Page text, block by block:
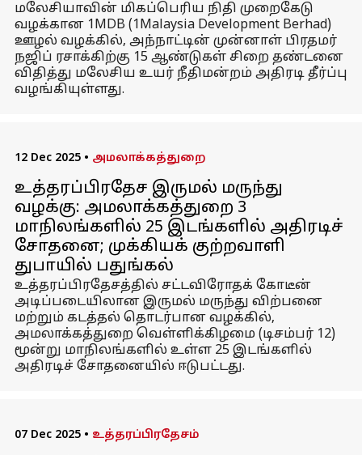
மலேசியாவின் மிகப்பெரிய நிதி முறைகேடு
வழக்கான 1MDB (1Malaysia Development Berhad)
ஊழல் வழக்கில், அந்நாட்டின் முன்னாள் பிரதமர்
நஜிப் ரசாக்கிற்கு 15 ஆண்டுகள் சிறை தண்டனை
விதித்து மலேசிய உயர் நீதிமன்றம் அதிரடி தீர்ப்பு
வழங்கியுள்ளது.
12 Dec 2025 • அமலாக்கத்துறை
உத்தரப்பிரதேச இருமல் மருந்து
வழக்கு: அமலாக்கத்துறை 3
மாநிலங்களில் 25 இடங்களில் அதிரடிச்
சோதனை; முக்கியக் குற்றவாளி
துபாயில் பதுங்கல்
உத்தரப்பிரதேசத்தில் சட்டவிரோதக் கோடீன்
அடிப்படையிலான இருமல் மருந்து விற்பனை
மற்றும் கடத்தல் தொடர்பான வழக்கில்,
அமலாக்கத்துறை வெள்ளிக்கிழமை (டிசம்பர் 12)
மூன்று மாநிலங்களில் உள்ள 25 இடங்களில்
அதிரடிச் சோதனையில் ஈடுபட்டது.
07 Dec 2025 • உத்தரப்பிரதேசம்